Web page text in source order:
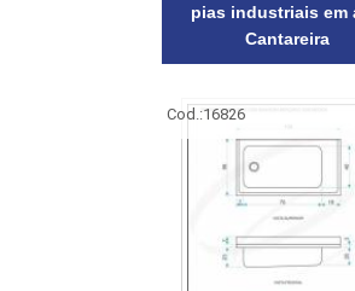
pias industriais em
Cantareira
Cod.:16826